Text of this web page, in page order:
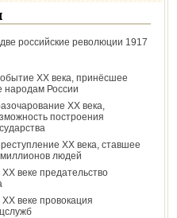
российские революции 1917
ХХ века, принёсшее
народам России
ХХ века,
построения
ХХ века, ставшее
людей
веке предательство
веке провокация